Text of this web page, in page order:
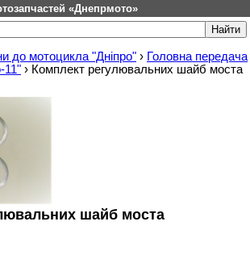
«Днепрмото»
до мотоцикла "Дніпро" › Головна передача
11" › Комплект регулювальних шайб моста
шайб моста